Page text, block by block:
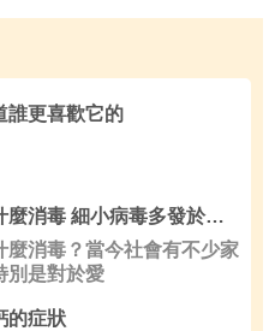
誰更喜歡它的
細小病毒用什麼消毒 細小病毒多發於幼犬
麼消毒？當今社會有不少家
別是對於愛
的症狀